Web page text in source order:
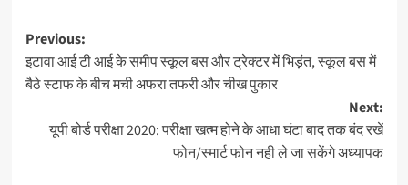
Post
navigation
Previous:
इटावा आई टी आई के समीप स्कूल बस और ट्रेक्टर में भिड़ंत, स्कूल बस में
बैठे स्टाफ के बीच मची अफरा तफरी और चीख पुकार
Next:
यूपी बोर्ड परीक्षा 2020: परीक्षा खत्म होने के आधा घंटा बाद तक बंद रखें
फोन/स्मार्ट फोन नही ले जा सकेंगे अध्यापक